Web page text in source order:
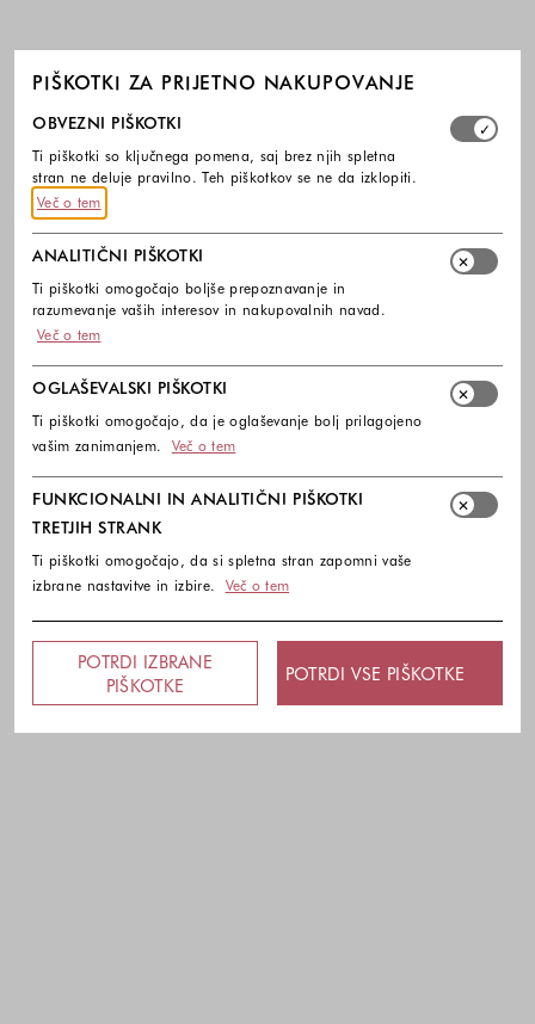
PIŠKOTKI ZA PRIJETNO NAKUPOVANJE
Izberite, katere skupine piškotkov dovolite. Obvezni
OBVEZNI PIŠKOTKI
Ti piškotki so ključnega pomena, saj brez njih spletna
stran ne deluje pravilno. Teh piškotkov se ne da izklopiti.
Več o tem
ANALITIČNI PIŠKOTKI
Ti piškotki omogočajo boljše prepoznavanje in
razumevanje vaših interesov in nakupovalnih navad.
Več o tem
OGLAŠEVALSKI PIŠKOTKI
Ti piškotki omogočajo, da je oglaševanje bolj prilagojeno
vašim zanimanjem.
Več o tem
FUNKCIONALNI IN ANALITIČNI PIŠKOTKI
TRETJIH STRANK
Ti piškotki omogočajo, da si spletna stran zapomni vaše
izbrane nastavitve in izbire.
Več o tem
POTRDI IZBRANE
PIŠKOTKE
POTRDI VSE PIŠKOTKE